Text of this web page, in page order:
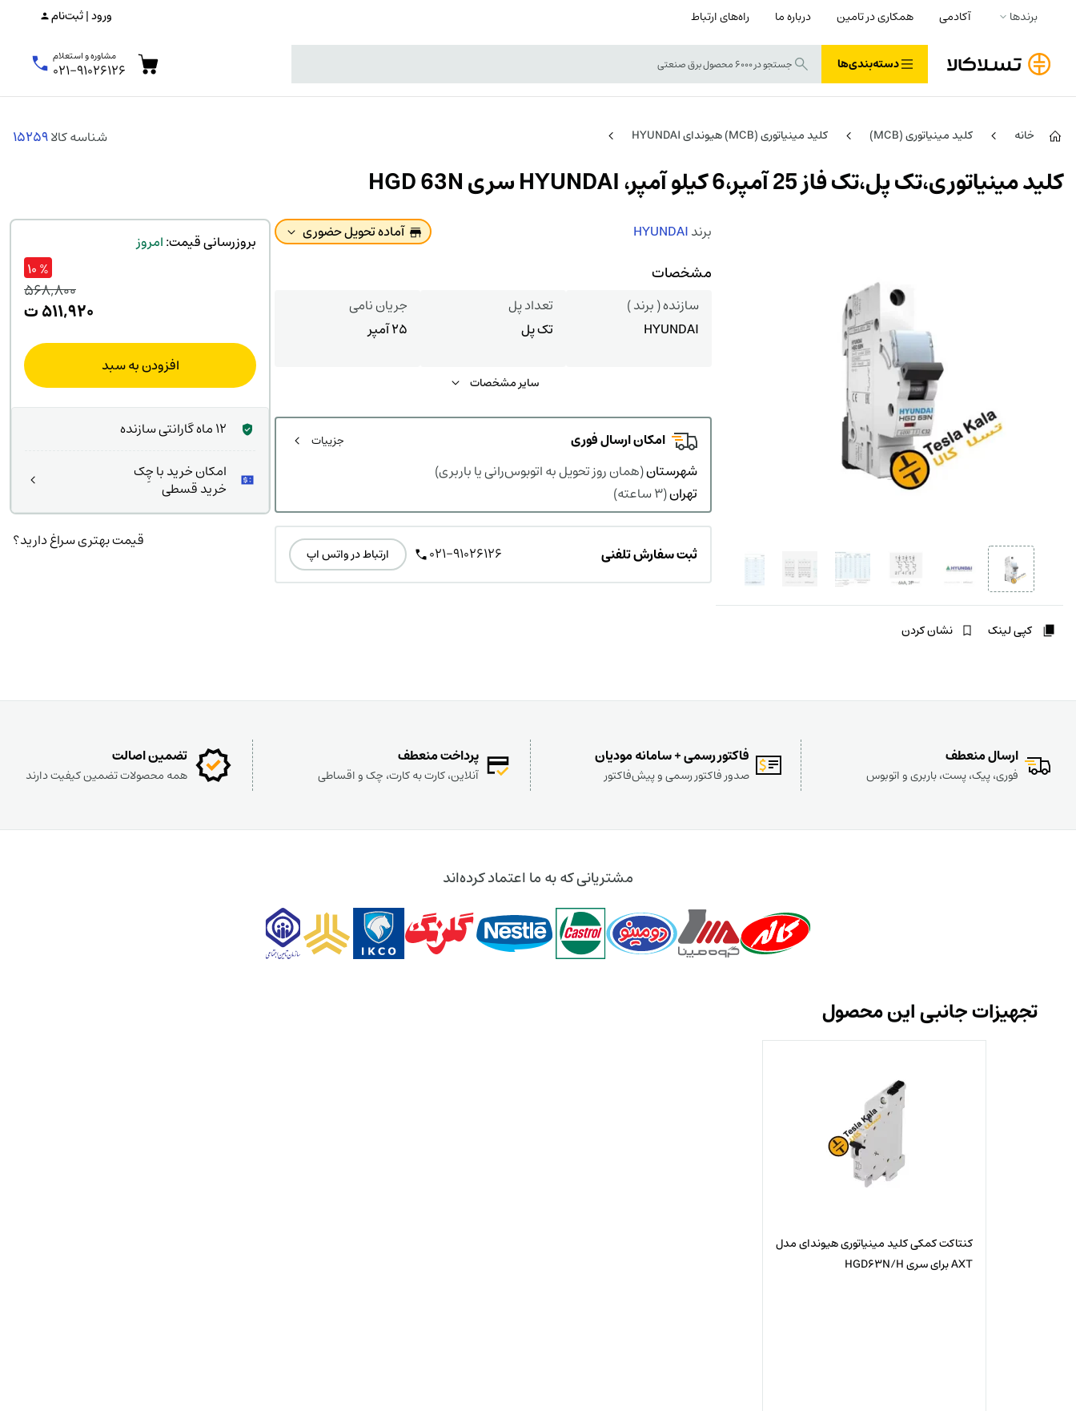
برندها آکادمی همکاری در تامین درباره ما راه‌های ارتباط ورود | ثبت‌نام
دسته‌بندی‌ها مشاوره و استعلام
۰۲۱-۹۱۰۲۶۱۲۶
خانه کلید مینیاتوری (MCB) کلید مینیاتوری (MCB) هیوندای HYUNDAI شناسه کالا15259
کلید مینیاتوری،تک پل،تک فاز 25 آمپر،6 کیلو آمپر، HYUNDAI سری HGD 63N
کپی لینک نشان کردن
برندHYUNDAI آماده تحویل حضوری
مشخصات
سازنده ( برند )
HYUNDAI
تعداد پل
تک پل
جریان نامی
25 آمپر
سایر مشخصات
امکان ارسال فوری جزییات
شهرستان(همان روز تحویل به اتوبوس‌رانی یا باربری)
تهران(3 ساعته)
ثبت سفارش تلفنی 021-91026126 ارتباط در واتس اپ
بروزرسانی قیمت:امروز
۵۶۸,۸۰۰
ت
بود.
۵۱۱,۹۲۰ت
ت.
% ۱۰
افزودن به سبد
12 ماه گارانتی سازنده
امکان خرید با چِک
خرید قسطی
قیمت بهتری سراغ دارید؟
ارسال منعطف
فوری، پیک، پست، باربری و اتوبوس
فاکتور رسمی + سامانه مودیان
صدور فاکتور رسمی و پیش‌فاکتور
پرداخت منعطف
آنلاین، کارت به کارت، چک و اقساطی
تضمین اصالت
همه محصولات تضمین کیفیت دارند
مشتریانی که به ما اعتماد کرده‌اند
تجهیزات جانبی این محصول
کنتاکت کمکی کلید مینیاتوری هیوندای مدل
AXT برای سری HGD63N/H